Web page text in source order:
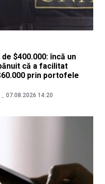
$400.000: încă un
că a facilitat
prin portofele
07.08.2026 14:20